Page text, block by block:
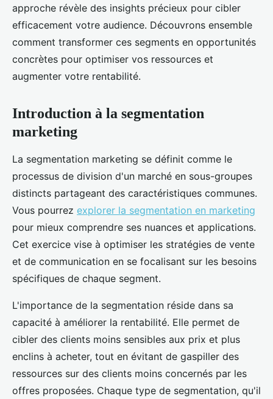
approche révèle des insights précieux pour cibler
efficacement votre audience. Découvrons ensemble
comment transformer ces segments en opportunités
concrètes pour optimiser vos ressources et
augmenter votre rentabilité.
Introduction à la segmentation
marketing
La segmentation marketing se définit comme le
processus de division d'un marché en sous-groupes
distincts partageant des caractéristiques communes.
Vous pourrez explorer la segmentation en marketing
pour mieux comprendre ses nuances et applications.
Cet exercice vise à optimiser les stratégies de vente
et de communication en se focalisant sur les besoins
spécifiques de chaque segment.
L'importance de la segmentation réside dans sa
capacité à améliorer la rentabilité. Elle permet de
cibler des clients moins sensibles aux prix et plus
enclins à acheter, tout en évitant de gaspiller des
ressources sur des clients moins concernés par les
offres proposées. Chaque type de segmentation, qu'il